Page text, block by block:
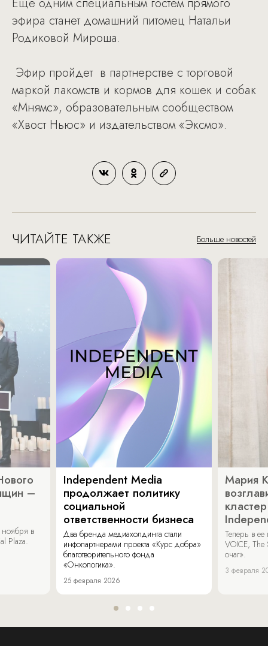
эфира станет домашний питомец Натальи
Родиковой Мироша.
Эфир пройдет в партнерстве с торговой
маркой лакомств и кормов для кошек и собак
«Мнямс», образовательным сообществом
«Хвост Ньюс» и издательством «Эксмо».
ЧИТАЙТЕ ТАКЖЕ Больше новостей
–
ноября в
Plaza.
Independent Media
продолжает политику
социальной
ответственности бизнеса
Два бренда медиахолдинга стали
инфопартнерами проекта «Курс добра»
благотворительного фонда
«Онкологика».
25 февраля 2026
Мария
Теперь в
VOICE,
очаг».
3 февраля